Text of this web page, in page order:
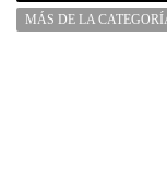
MÁS DE LA